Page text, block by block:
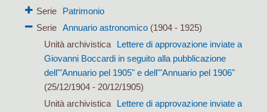
Serie
Patrimonio
Serie Annuario astronomico(1904 - 1925)
Unità archivistica
Lettere di approvazione inviate a
Giovanni Boccardi in seguito alla pubblicazione
dell'"Annuario pel 1905" e dell'"Annuario pel 1906"
(25/12/1904 - 20/12/1905)
Unità archivistica
Lettere di approvazione inviate a